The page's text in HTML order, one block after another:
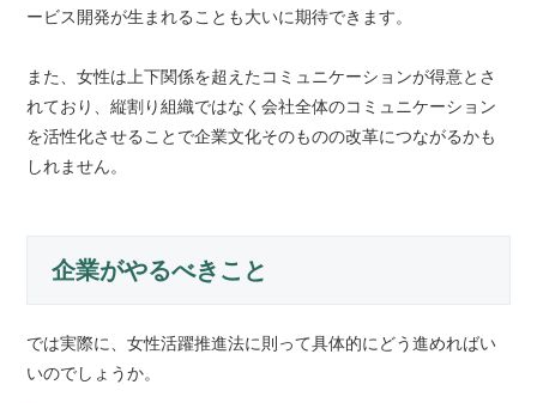
ービス開発が生まれることも大いに期待できます。
また、女性は上下関係を超えたコミュニケーションが得意とさ
れており、縦割り組織ではなく会社全体のコミュニケーション
を活性化させることで企業文化そのものの改革につながるかも
しれません。
企業がやるべきこと
では実際に、女性活躍推進法に則って具体的にどう進めればい
いのでしょうか。